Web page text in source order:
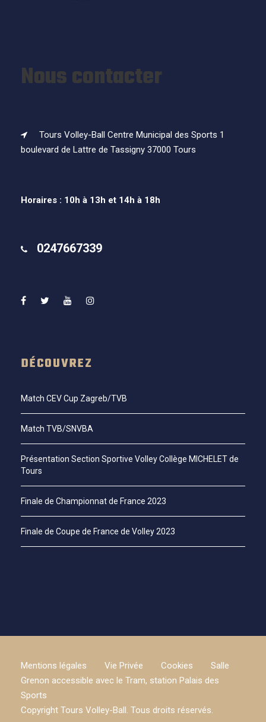
Nous contacter
Tours Volley-Ball Centre Municipal des Sports 1
boulevard de Lattre de Tassigny 37000 Tours
Horaires : 10h à 13h et 14h à 18h
0247667339
DÉCOUVREZ
Match CEV Cup Zagreb/TVB
Match TVB/SNVBA
Présentation Section Sportive Volley Collège MICHELET de
Tours
Finale de Championnat de France 2023
Finale de Coupe de France de Volley 2023
Mentions légales Vie Privée Cookies
Salle
Grenon accessible avec le Tram, station Palais des
Sports
Copyright Tours Volley-Ball. Tous droits réservés.